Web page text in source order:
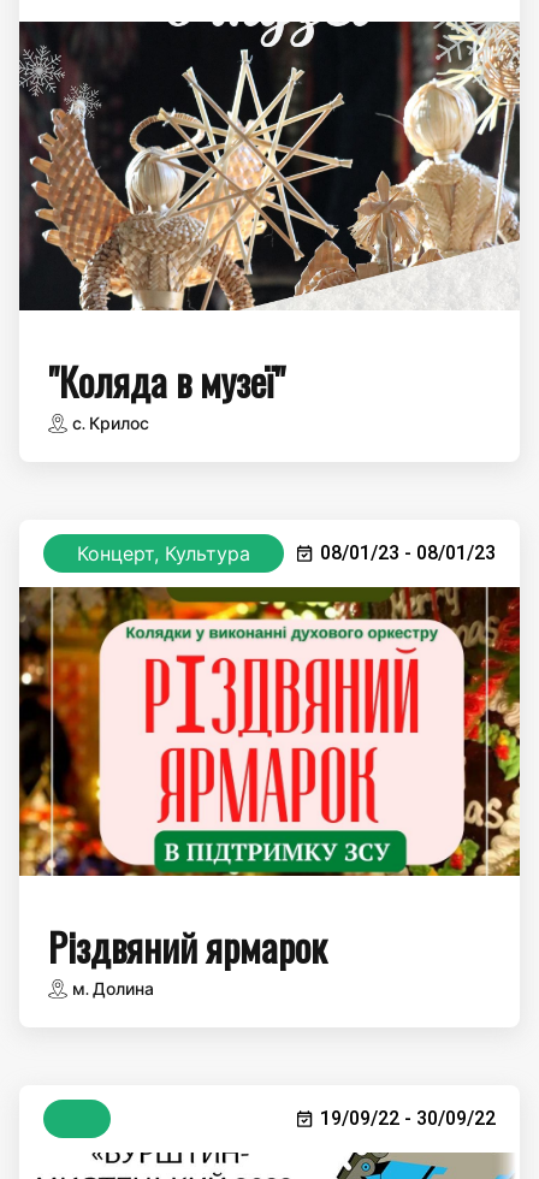
"Коляда в музеї"
с. Крилос
Концерт, Культура 08/01/23 - 08/01/23
Різдвяний ярмарок
м. Долина
19/09/22 - 30/09/22